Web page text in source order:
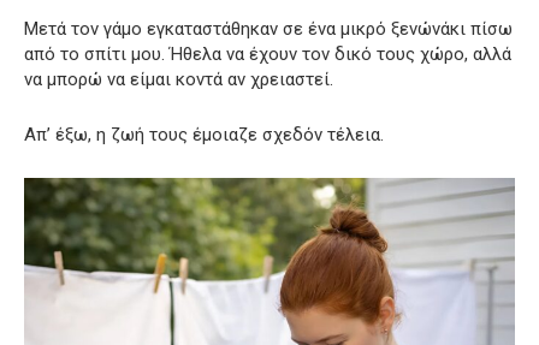
Μετά τον γάμο εγκαταστάθηκαν σε ένα μικρό ξενώνάκι πίσω
από το σπίτι μου. Ήθελα να έχουν τον δικό τους χώρο, αλλά
να μπορώ να είμαι κοντά αν χρειαστεί.
Απ’ έξω, η ζωή τους έμοιαζε σχεδόν τέλεια.